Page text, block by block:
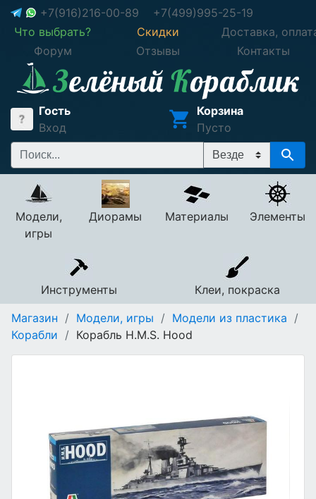
+7(916)216-00-89
+7(499)995-25-19
Что выбрать?
Скидки
Доставка,
Форум
Отзывы Контакты
Гость
Вход
Корзина
Пусто
Модели,
игры
Диорамы Материалы Элементы
Инструменты
Клеи, покраска
Магазин / Модели, игры / Модели из пластика /
Корабли / Корабль H.M.S. Hood